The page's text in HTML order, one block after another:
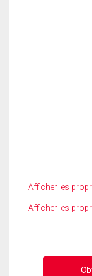
Afficher les
Afficher les